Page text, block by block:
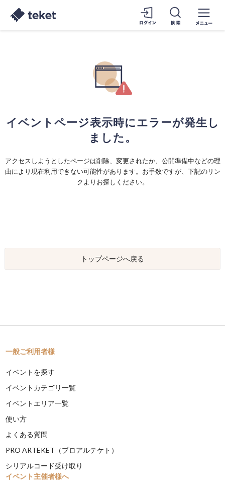
イベントページ表示時にエラーが発生し
ました。
アクセスしようとしたページは削除、変更されたか、公開準備中などの理
由により現在利用できない可能性があります。お手数ですが、下記のリン
クよりお探しください。
トップページへ戻る
一般ご利用者様
イベントを探す
イベントカテゴリ一覧
イベントエリア一覧
使い方
よくある質問
PRO ARTEKET（プロアルテケト）
シリアルコード受け取り
イベント主催者様へ